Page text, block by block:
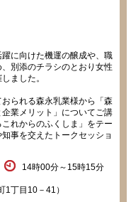
に向けた機運の醸成や、職
別添のチラシのとおり女性
ました。
られる森永乳業様から「森
業メリット」についてご講
れからのふくしま」をテー
事を交えたトークセッショ
14時00分～15時15分
丁目10－41）